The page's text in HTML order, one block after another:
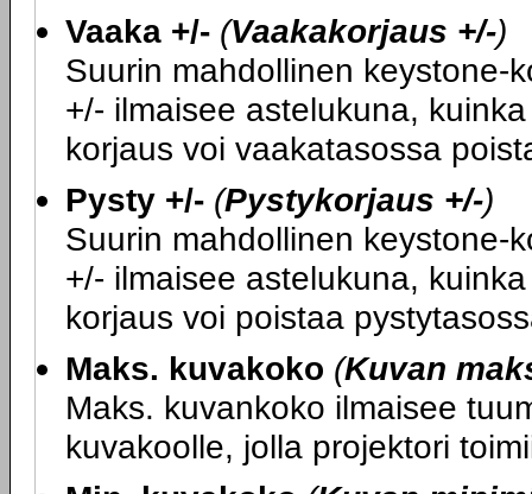
Vaaka +/- (Vaakakorjaus +/-)
Suurin mahdollinen keystone-
+/- ilmaisee astelukuna,
korjaus voi vaakatasossa
Pysty +/- (Pystykorjaus +/-)
Suurin mahdollinen keystone-
+/- ilmaisee astelukuna,
korjaus voi poistaa
Maks. kuvakoko (Kuvan
Maks. kuvankoko ilmaisee
kuvakoolle, jolla projektori